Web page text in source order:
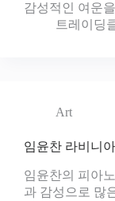
감성적인 여운
트레이딩
Art
임윤찬 라비니
임윤찬의 피아
과 감성으로 많